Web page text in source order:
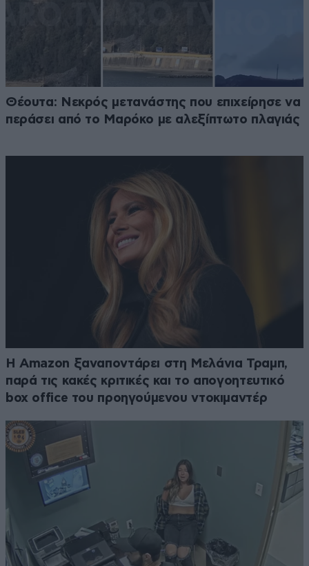
Θέουτα: Νεκρός μετανάστης που επιχείρησε να
περάσει από το Μαρόκο με αλεξίπτωτο πλαγιάς
Η Amazon ξαναποντάρει στη Μελάνια Τραμπ,
παρά τις κακές κριτικές και το απογοητευτικό
box office του προηγούμενου ντοκιμαντέρ